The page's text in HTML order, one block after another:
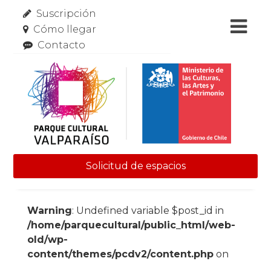
Suscripción
Cómo llegar
Contacto
Solicitud de espacios
Warning: Undefined variable $post_id in
/home/parquecultural/public_html/web-
old/wp-
content/themes/pcdv2/content.phpon